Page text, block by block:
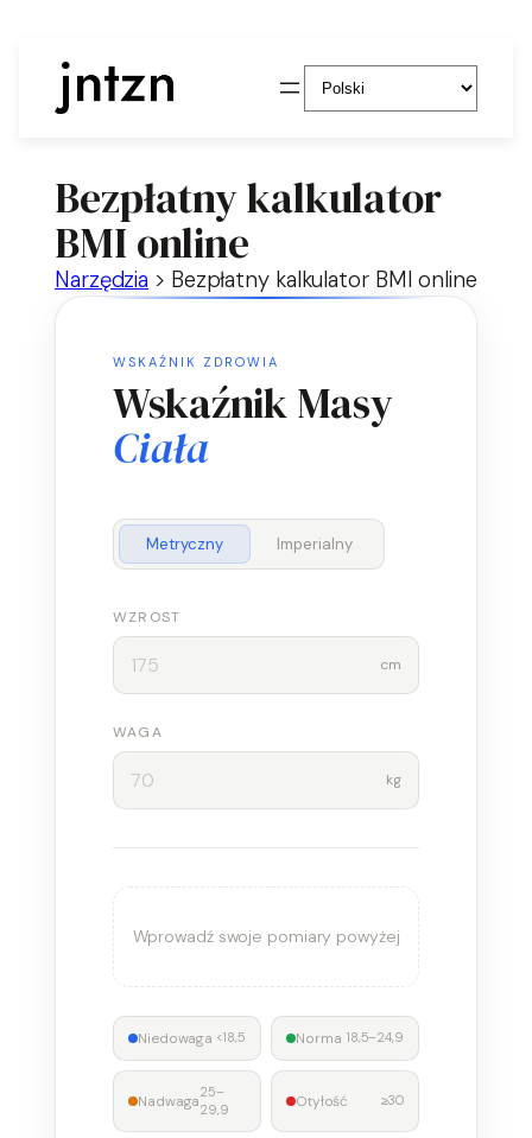
Wybierz
język
Bezpłatny kalkulator
BMI online
Narzędzia > Bezpłatny kalkulator BMI online
WSKAŹNIK ZDROWIA
Wskaźnik Masy
Ciała
Metryczny Imperialny
WZROST
cm
WAGA
kg
Wprowadź swoje pomiary powyżej
Niedowaga <18,5 Norma 18,5–24,9
Nadwaga25–
29,9
Otyłość ≥30